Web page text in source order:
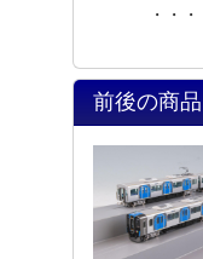
・・・
前後の商品